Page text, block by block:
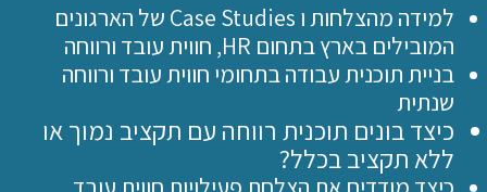
למידה מהצלחות ו Case Studies של הארגונים
המובילים בארץ בתחום HR, חווית עובד ורווחה
בניית תוכנית עבודה בתחומי חווית עובד ורווחה
שנתית
כיצד בונים תוכנית רווחה עם תקציב נמוך או
ללא תקציב בכלל?